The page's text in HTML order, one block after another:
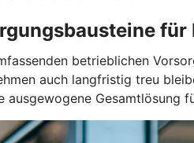
für
betrieblichen
auch langfristig treu
ausgewogene Gesamtlösung